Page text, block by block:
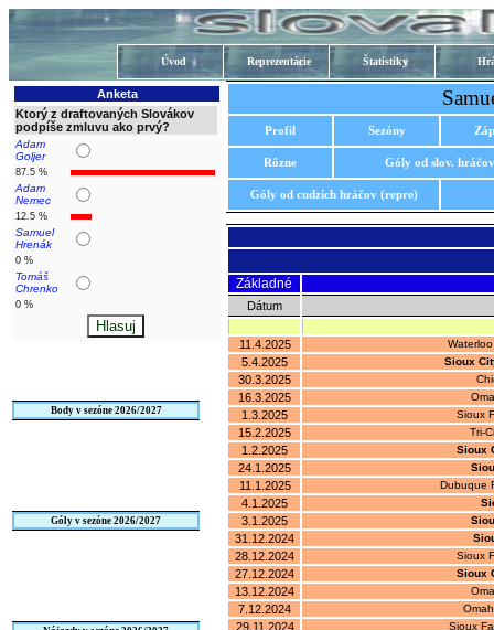
Úvod Reprezentácie Štatistiky
Anketa
Ktorý z draftovaných Slovákov
podpíše zmluvu ako prvý?
Adam
Goljer
87.5 %
Adam
Nemec
12.5 %
Samuel
Hrenák
0 %
Tomáš
Chrenko
0 %
Body v sezóne 2026/2027
Góly v sezóne 2026/2027
Profil Sezóny
Rôzne Góly od slov. hráčov
Góly od cudzích hráčov (repre)
Základné
Dátum
11.4.2025
5.4.2025 Sioux
30.3.2025
16.3.2025
1.3.2025 Sioux
15.2.2025 Tri-
1.2.2025 Sioux
24.1.2025
11.1.2025 Dubuque
4.1.2025
3.1.2025
31.12.2024
28.12.2024 Sioux
27.12.2024 Sioux
13.12.2024
7.12.2024
29.11.2024 Sioux